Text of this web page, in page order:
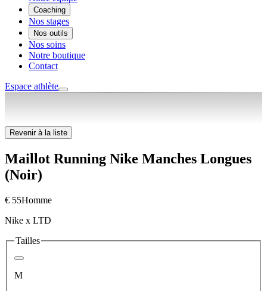
Coaching
Nos stages
Nos outils
Nos soins
Notre boutique
Contact
Espace athlète
Revenir à la liste
Maillot Running Nike Manches Longues
(Noir)
€ 55Homme
Nike x LTD
Tailles
M